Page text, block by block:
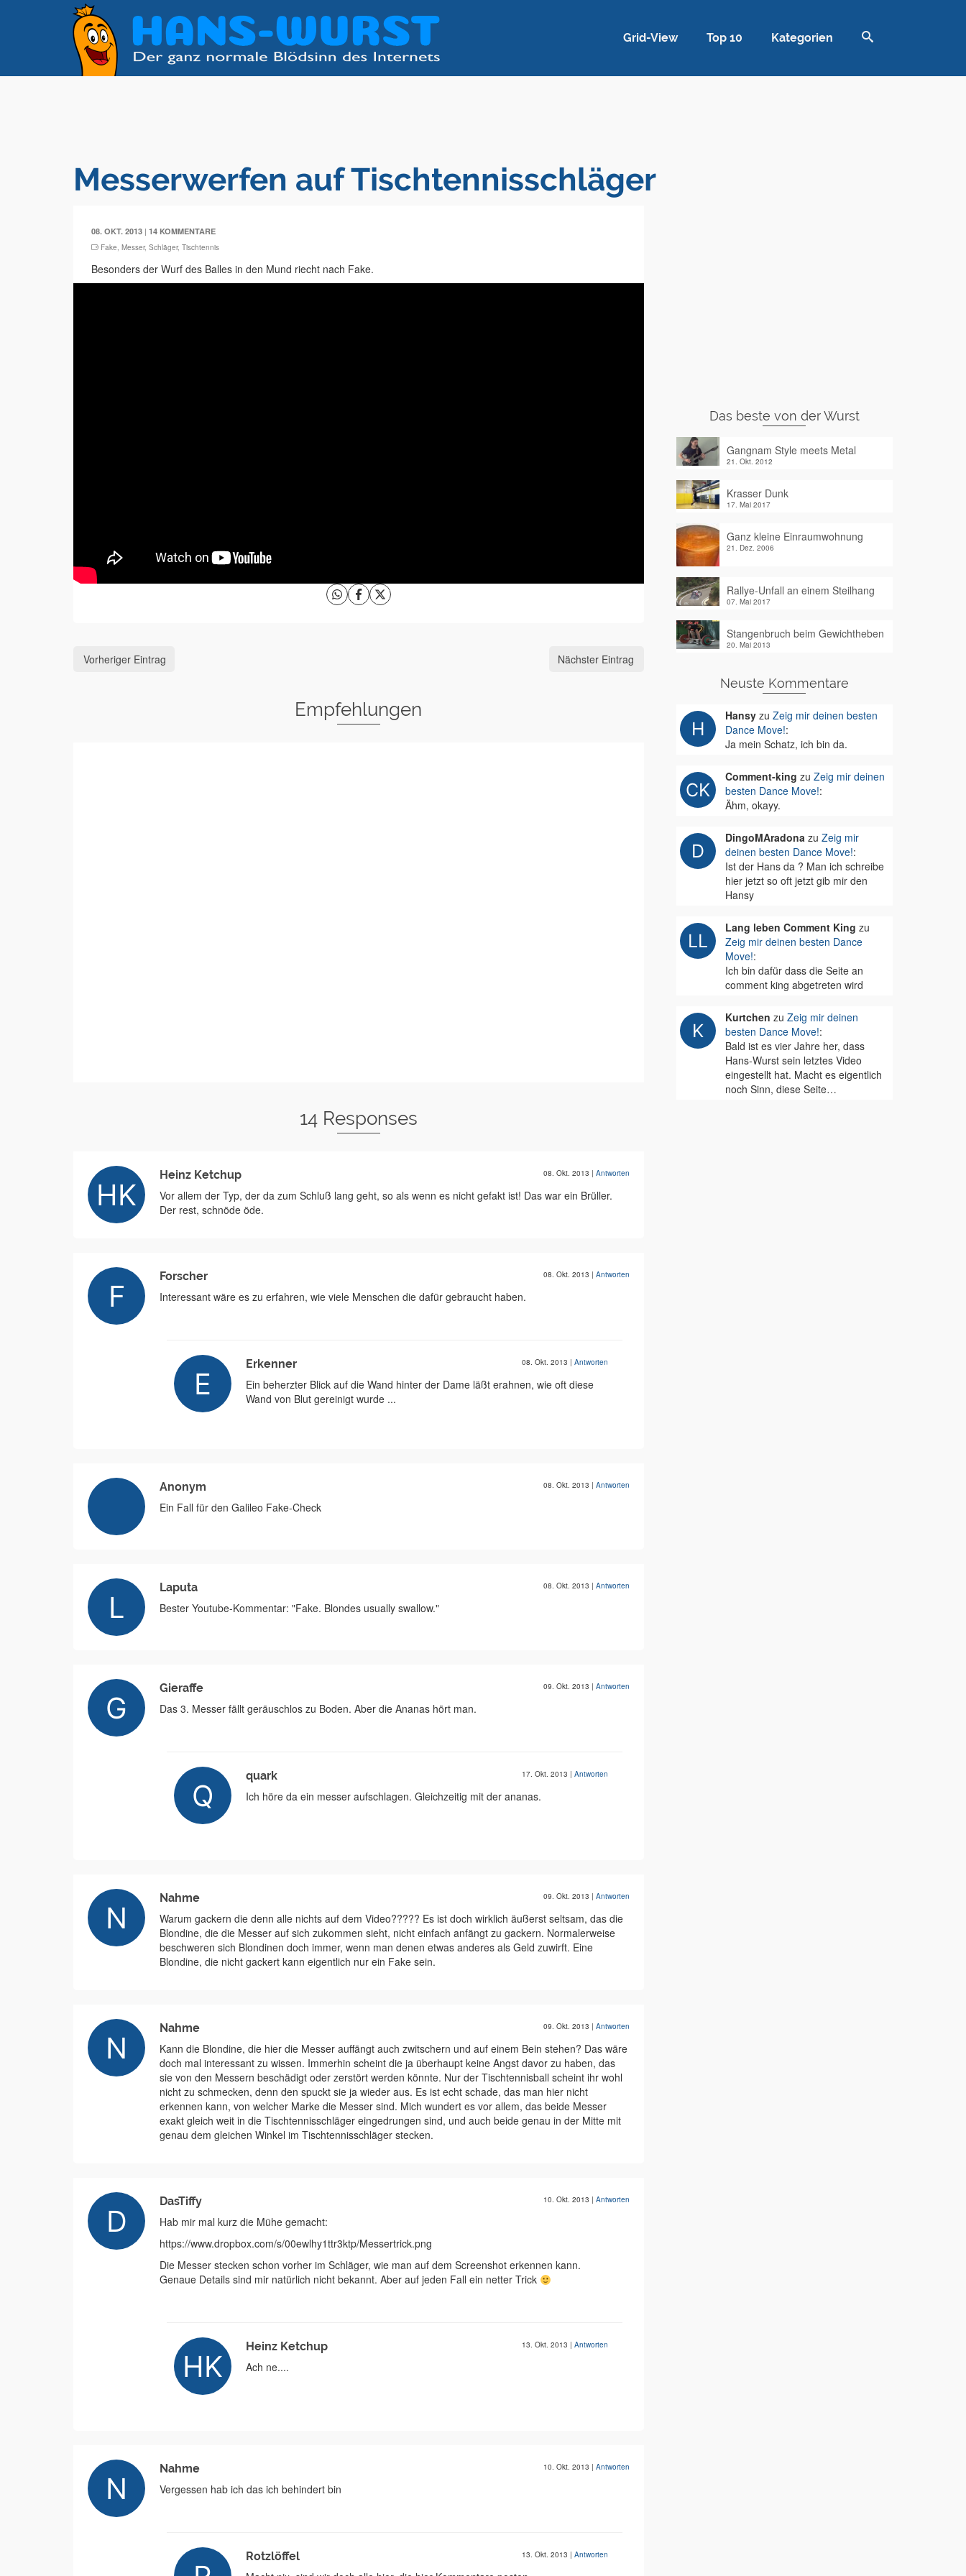
Grid-View Top 10 Kategorien
Messerwerfen auf Tischtennisschläger
08. OKT. 2013 | 14 KOMMENTARE
Fake, Messer, Schläger, Tischtennis
Besonders der Wurf des Balles in den Mund riecht nach Fake.
Vorheriger Eintrag Nächster Eintrag
Empfehlungen
14 Responses
Heinz Ketchup 08. Okt. 2013 | Antworten
Vor allem der Typ, der da zum Schluß lang geht, so als wenn es nicht gefakt ist! Das war ein Brüller.
Der rest, schnöde öde.
Forscher 08. Okt. 2013 | Antworten
Interessant wäre es zu erfahren, wie viele Menschen die dafür gebraucht haben.
Erkenner 08. Okt. 2013 | Antworten
Ein beherzter Blick auf die Wand hinter der Dame läßt erahnen, wie oft diese
Wand von Blut gereinigt wurde ...
Anonym 08. Okt. 2013 | Antworten
Ein Fall für den Galileo Fake-Check
Laputa 08. Okt. 2013 | Antworten
Bester Youtube-Kommentar: "Fake. Blondes usually swallow."
Gieraffe 09. Okt. 2013 | Antworten
Das 3. Messer fällt geräuschlos zu Boden. Aber die Ananas hört man.
quark 17. Okt. 2013 | Antworten
Ich höre da ein messer aufschlagen. Gleichzeitig mit der ananas.
Nahme 09. Okt. 2013 | Antworten
Warum gackern die denn alle nichts auf dem Video????? Es ist doch wirklich äußerst seltsam, das die
Blondine, die die Messer auf sich zukommen sieht, nicht einfach anfängt zu gackern. Normalerweise
beschweren sich Blondinen doch immer, wenn man denen etwas anderes als Geld zuwirft. Eine
Blondine, die nicht gackert kann eigentlich nur ein Fake sein.
Nahme 09. Okt. 2013 | Antworten
Kann die Blondine, die hier die Messer auffängt auch zwitschern und auf einem Bein stehen? Das wäre
doch mal interessant zu wissen. Immerhin scheint die ja überhaupt keine Angst davor zu haben, das
sie von den Messern beschädigt oder zerstört werden könnte. Nur der Tischtennisball scheint ihr wohl
nicht zu schmecken, denn den spuckt sie ja wieder aus. Es ist echt schade, das man hier nicht
erkennen kann, von welcher Marke die Messer sind. Mich wundert es vor allem, das beide Messer
exakt gleich weit in die Tischtennisschläger eingedrungen sind, und auch beide genau in der Mitte mit
genau dem gleichen Winkel im Tischtennisschläger stecken.
DasTiffy 10. Okt. 2013 | Antworten
Hab mir mal kurz die Mühe gemacht:
https://www.dropbox.com/s/00ewlhy1ttr3ktp/Messertrick.png
Die Messer stecken schon vorher im Schläger, wie man auf dem Screenshot erkennen kann.
Genaue Details sind mir natürlich nicht bekannt. Aber auf jeden Fall ein netter Trick
Heinz Ketchup 13. Okt. 2013 | Antworten
Ach ne....
Nahme 10. Okt. 2013 | Antworten
Vergessen hab ich das ich behindert bin
Rotzlöffel 13. Okt. 2013 | Antworten
Das beste von der Wurst
Gangnam Style meets Metal
21. Okt. 2012
Krasser Dunk
17. Mai 2017
Ganz kleine Einraumwohnung
21. Dez. 2006
Rallye-Unfall an einem Steilhang
07. Mai 2017
Stangenbruch beim Gewichtheben
20. Mai 2013
Neuste Kommentare
Hansyzu Zeig mir deinen besten
Dance Move!:
Ja mein Schatz, ich bin da.
Comment-king zu Zeig mir deinen
besten Dance Move!:
Ähm, okayy.
DingoMAradonazu Zeig mir
deinen besten Dance Move!:
Ist der Hans da ? Man ich schreibe
hier jetzt so oft jetzt gib mir den
Hansy
Lang leben Comment King zu
Zeig mir deinen besten Dance
Move!:
Ich bin dafür dass die Seite an
comment king abgetreten wird
Kurtchen zu Zeig mir deinen
besten Dance Move!:
Bald ist es vier Jahre her, dass
Hans-Wurst sein letztes Video
eingestellt hat. Macht es eigentlich
noch Sinn, diese Seite…